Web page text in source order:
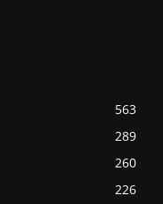
563
289
260
226